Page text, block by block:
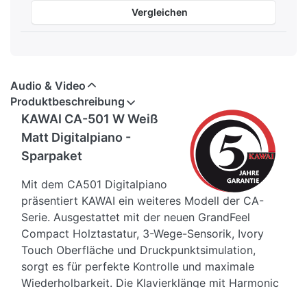
Vergleichen
Audio & Video
Produktbeschreibung
KAWAI CA-501 W Weiß
Matt Digitalpiano -
Sparpaket
Mit dem CA501 Digitalpiano
präsentiert KAWAI ein weiteres Modell der CA-
Serie. Ausgestattet mit der neuen GrandFeel
Compact Holztastatur, 3-Wege-Sensorik, Ivory
Touch Oberfläche und Druckpunktsimulation,
sorgt es für perfekte Kontrolle und maximale
Wiederholbarkeit. Die Klavierklänge mit Harmonic